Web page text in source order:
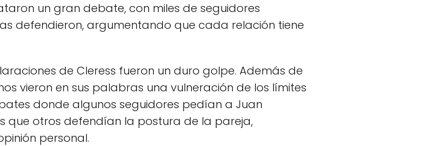
un gran debate, con miles de seguidores
defendieron, argumentando que cada relación tiene
de Cleress fueron un duro golpe. Además de
vieron en sus palabras una vulneración de los límites
donde algunos seguidores pedían a Juan
que otros defendían la postura de la pareja,
personal.